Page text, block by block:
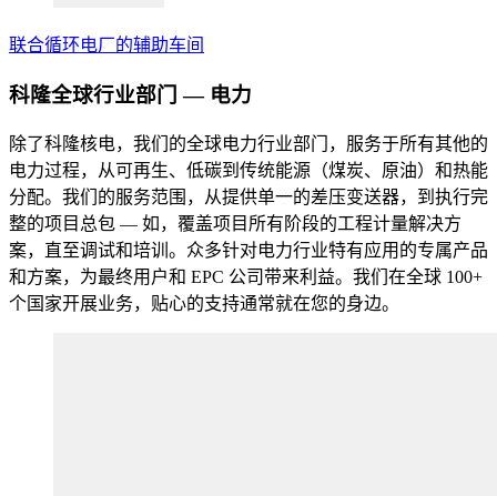
联合循环电厂的辅助车间
科隆全球行业部门 — 电力
除了科隆核电，我们的全球电力行业部门，服务于所有其他的
电力过程，从可再生、低碳到传统能源（煤炭、原油）和热能
分配。我们的服务范围，从提供单一的差压变送器，到执行完
整的项目总包 — 如，覆盖项目所有阶段的工程计量解决方
案，直至调试和培训。众多针对电力行业特有应用的专属产品
和方案，为最终用户和 EPC 公司带来利益。我们在全球 100+
个国家开展业务，贴心的支持通常就在您的身边。